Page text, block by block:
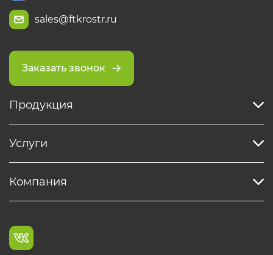
sales@ftkrostr.ru
Заказать звонок
Продукция
Услуги
Компания